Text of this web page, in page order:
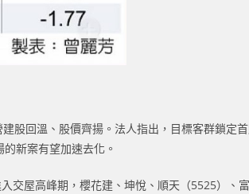
股回溫、股價齊揚。法人指出，目標客群鎖定
新案有望加速去化。
交屋高峰期，櫻花建、坤悅、順天（5525）、